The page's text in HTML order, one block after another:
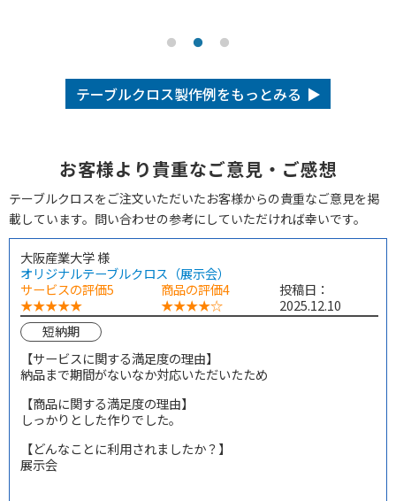
テーブルクロス製作例をもっとみる
お客様より貴重なご意見・ご感想
テーブルクロスをご注文いただいたお客様からの貴重なご意見を掲
載しています。問い合わせの参考にしていただければ幸いです。
大阪産業大学 様
オリジナルテーブルクロス（展示会）
サービスの評価5
★★★★★
商品の評価4
★★★★☆
投稿日：
2025.12.10
短納期
【サービスに関する満足度の理由】
納品まで期間がないなか対応いただいたため
【商品に関する満足度の理由】
しっかりとした作りでした。
【どんなことに利用されましたか？】
展示会